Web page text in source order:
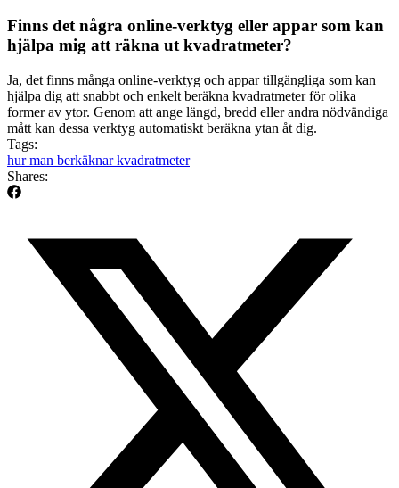
Finns det några online-verktyg eller appar som kan
hjälpa mig att räkna ut kvadratmeter?
Ja, det finns många online-verktyg och appar tillgängliga som kan
hjälpa dig att snabbt och enkelt beräkna kvadratmeter för olika
former av ytor. Genom att ange längd, bredd eller andra nödvändiga
mått kan dessa verktyg automatiskt beräkna ytan åt dig.
Tags:
hur man berkäknar kvadratmeter
Shares: